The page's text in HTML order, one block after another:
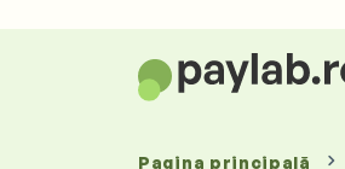
Pagina principală